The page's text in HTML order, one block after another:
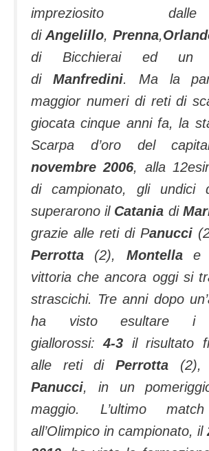
impreziosito
diAngelillo, Prenna,
di Bicchierai ed un
di Manfredini. Ma la
maggior numeri di reti di
giocata cinque anni fa, la
Scarpa d’oro del
novembre 2006, alla
di campionato, gli undici
superarono il Catania di
grazie alle reti di Panucci
Perrotta (2), Montellae
vittoria che ancora oggi si
strascichi. Tre anni dopo
ha visto esultare i
giallorossi:4-3 il risultato
alle reti di Perrotta (2),
Panucci, in un
maggio. L’ultimo
all’Olimpico in campionato, il